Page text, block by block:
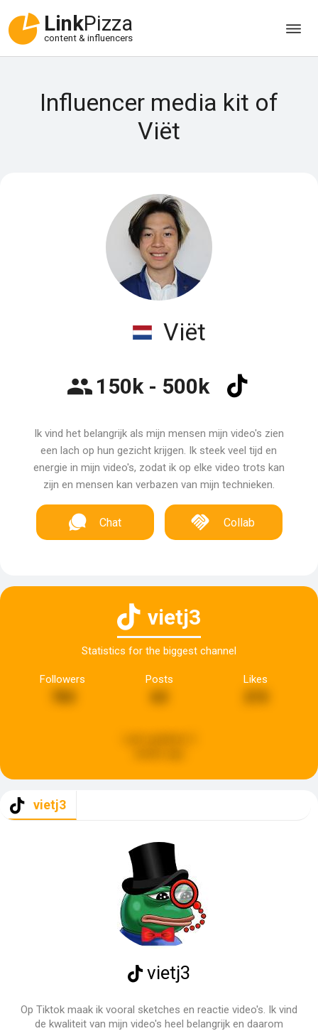
LinkPizza
content & influencers
Influencer media kit of
Viët
Viët
150k - 500k
Ik vind het belangrijk als mijn mensen mijn video's zien
een lach op hun gezicht krijgen. Ik steek veel tijd en
energie in mijn video's, zodat ik op elke video trots kan
zijn en mensen kan verbazen van mijn technieken.
Chat Collab
vietj3
Statistics for the biggest channel
Followers Posts Likes
vietj3
vietj3
Op Tiktok maak ik vooral sketches en reactie video's. Ik vind
de kwaliteit van mijn video's heel belangrijk en daarom